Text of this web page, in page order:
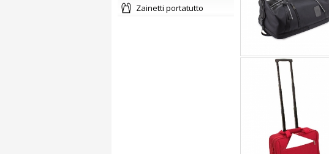
zainetti portatutto